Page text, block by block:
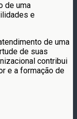
de uma
e
de uma
de suas
contribui
e a formação de